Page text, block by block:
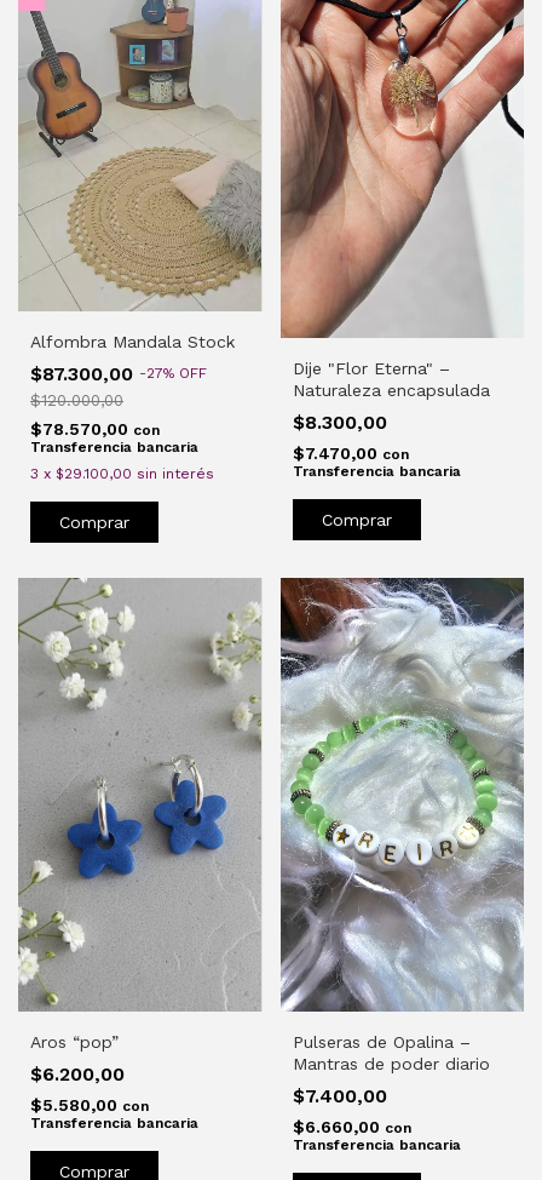
Alfombra Mandala Stock
$87.300,00 -27% OFF
$120.000,00
$78.570,00 con
Transferencia bancaria
3 x $29.100,00 sin interés
Dije "Flor Eterna" –
Naturaleza encapsulada
$8.300,00
$7.470,00 con
Transferencia bancaria
Comprar
Aros “pop”
$6.200,00
$5.580,00 con
Transferencia bancaria
Comprar
Pulseras de Opalina –
Mantras de poder diario
$7.400,00
$6.660,00 con
Transferencia bancaria